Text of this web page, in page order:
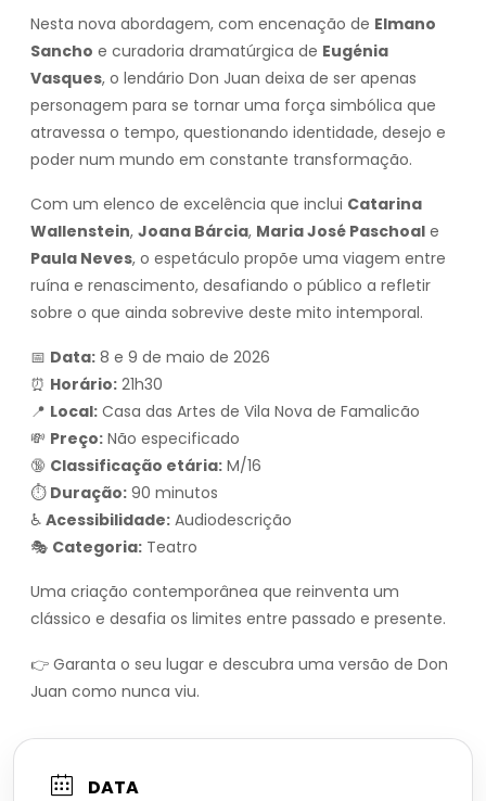
Nesta nova abordagem, com encenação de Elmano
Sancho e curadoria dramatúrgica de Eugénia
Vasques, o lendário Don Juan deixa de ser apenas
personagem para se tornar uma força simbólica que
atravessa o tempo, questionando identidade, desejo e
poder num mundo em constante transformação.
Com um elenco de excelência que inclui Catarina
Wallenstein, Joana Bárcia, Maria José Paschoal e
Paula Neves, o espetáculo propõe uma viagem entre
ruína e renascimento, desafiando o público a refletir
sobre o que ainda sobrevive deste mito intemporal.
📅 Data: 8 e 9 de maio de 2026
⏰ Horário: 21h30
📍 Local: Casa das Artes de Vila Nova de Famalicão
💸 Preço: Não especificado
🔞 Classificação etária: M/16
⏱ Duração: 90 minutos
♿ Acessibilidade: Audiodescrição
🎭 Categoria: Teatro
Uma criação contemporânea que reinventa um
clássico e desafia os limites entre passado e presente.
👉 Garanta o seu lugar e descubra uma versão de Don
Juan como nunca viu.
DATA